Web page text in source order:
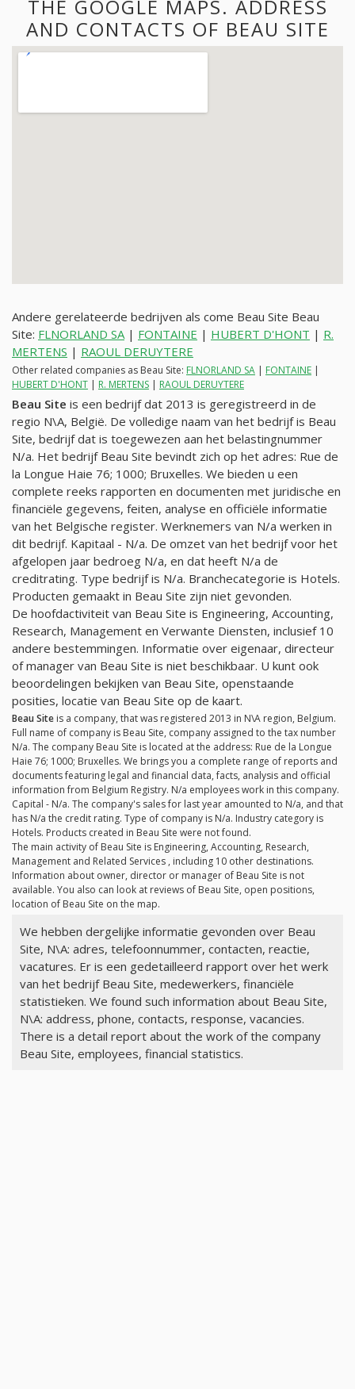
THE GOOGLE MAPS. ADDRESS
AND CONTACTS OF BEAU SITE
Andere gerelateerde bedrijven als come Beau Site Beau
Site: FLNORLAND SA| FONTAINE | HUBERT D'HONT | R.
MERTENS | RAOUL DERUYTERE
Other related companies as Beau Site: FLNORLAND SA | FONTAINE |
HUBERT D'HONT | R. MERTENS | RAOUL DERUYTERE
Beau Site is een bedrijf dat 2013 is geregistreerd in de
regio N\A, België. De volledige naam van het bedrijf is Beau
Site, bedrijf dat is toegewezen aan het belastingnummer
N/a. Het bedrijf Beau Site bevindt zich op het adres: Rue de
la Longue Haie 76; 1000; Bruxelles. We bieden u een
complete reeks rapporten en documenten met juridische en
financiële gegevens, feiten, analyse en officiële informatie
van het Belgische register. Werknemers van N/a werken in
dit bedrijf. Kapitaal - N/a. De omzet van het bedrijf voor het
afgelopen jaar bedroeg N/a, en dat heeft N/a de
creditrating. Type bedrijf is N/a. Branchecategorie is Hotels.
Producten gemaakt in Beau Site zijn niet gevonden.
De hoofdactiviteit van Beau Site is Engineering, Accounting,
Research, Management en Verwante Diensten, inclusief 10
andere bestemmingen. Informatie over eigenaar, directeur
of manager van Beau Site is niet beschikbaar. U kunt ook
beoordelingen bekijken van Beau Site, openstaande
posities, locatie van Beau Site op de kaart.
Beau Site is a company, that was registered 2013 in N\A region, Belgium.
Full name of company is Beau Site, company assigned to the tax number
N/a. The company Beau Site is located at the address: Rue de la Longue
Haie 76; 1000; Bruxelles. We brings you a complete range of reports and
documents featuring legal and financial data, facts, analysis and official
information from Belgium Registry. N/a employees work in this company.
Capital - N/a. The company's sales for last year amounted to N/a, and that
has N/a the credit rating. Type of company is N/a. Industry category is
Hotels. Products created in Beau Site were not found.
The main activity of Beau Site is Engineering, Accounting, Research,
Management and Related Services , including 10 other destinations.
Information about owner, director or manager of Beau Site is not
available. You also can look at reviews of Beau Site, open positions,
location of Beau Site on the map.
We hebben dergelijke informatie gevonden over Beau
Site, N\A: adres, telefoonnummer, contacten, reactie,
vacatures. Er is een gedetailleerd rapport over het werk
van het bedrijf Beau Site, medewerkers, financiële
statistieken. We found such information about Beau Site,
N\A: address, phone, contacts, response, vacancies.
There is a detail report about the work of the company
Beau Site, employees, financial statistics.